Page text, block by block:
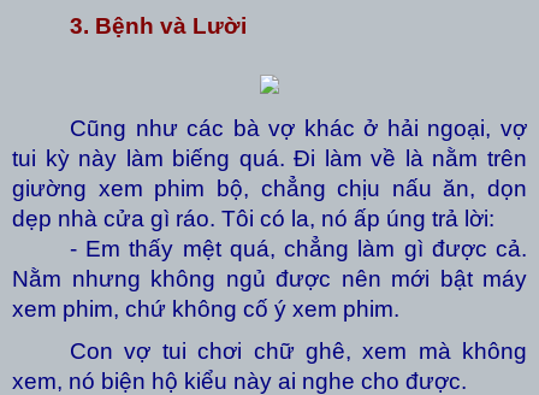
3. Bệnh và Lười
Cũng như các bà vợ khác ở hải ngoại, vợ
tui kỳ này làm biếng quá. Đi làm về là nằm trên
giường xem phim bộ, chẳng chịu nấu ăn, dọn
dẹp nhà cửa gì ráo. Tôi có la, nó ấp úng trả lời:
- Em thấy mệt quá, chẳng làm gì được cả.
Nằm nhưng không ngủ được nên mới bật máy
xem phim, chứ không cố ý xem phim.
Con vợ tui chơi chữ ghê, xem mà không
xem, nó biện hộ kiểu này ai nghe cho được.